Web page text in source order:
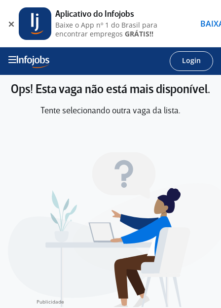
Login
Ops! Esta vaga não está mais disponível.
Tente selecionando outra vaga da lista.
Aplicativo do Infojobs
Baixe o App nº 1 do Brasil para
encontrar empregos GRÁTIS!!